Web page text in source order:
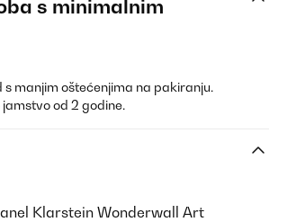
s minimalnim
manjim oštećenjima na pakiranju.
od 2 godine.
Klarstein Wonderwall Art